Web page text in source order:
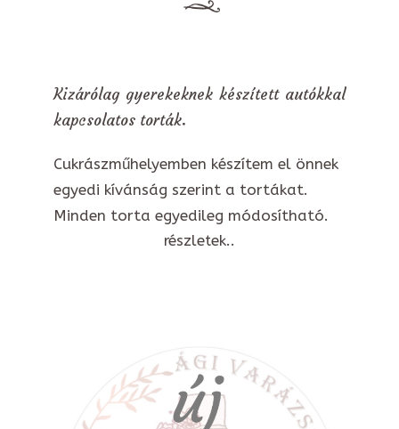
Kizárólag gyerekeknek készített autókkal
kapcsolatos torták.
Cukrászműhelyemben készítem el önnek
egyedi kívánság szerint a tortákat.
Minden torta egyedileg módosítható.
részletek..